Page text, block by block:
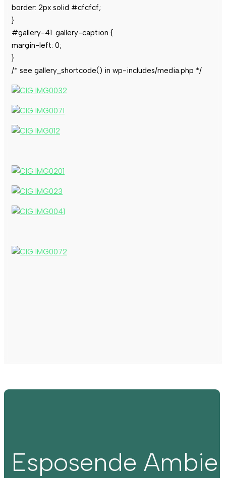
border: 2px solid #cfcfcf;
}
#gallery-41 .gallery-caption {
margin-left: 0;
}
/* see gallery_shortcode() in wp-includes/media.php */
Esposende